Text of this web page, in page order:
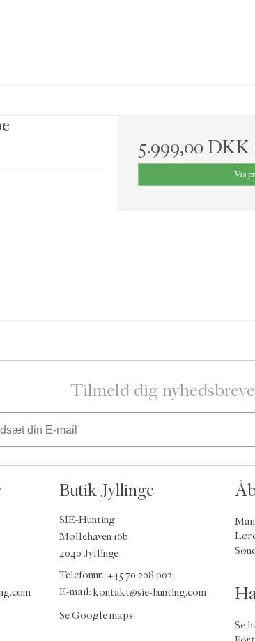
5.999,00 DKK
Vis
Tilmeld dig
Butik Jyllinge
SIE-Hunting
Møllehaven 16b
4040 Jyllinge
Telefonnr.: +45 70 208 002
E-mail: kontakt@sie-hunting.com
Se Google maps
Se